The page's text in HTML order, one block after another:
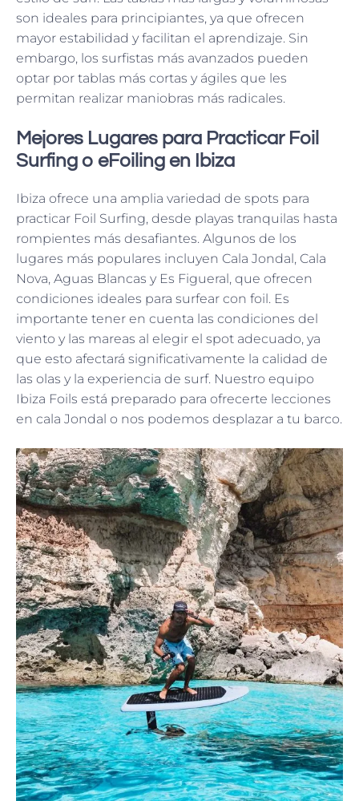
son ideales para principiantes, ya que ofrecen
mayor estabilidad y facilitan el aprendizaje. Sin
embargo, los surfistas más avanzados pueden
optar por tablas más cortas y ágiles que les
permitan realizar maniobras más radicales.
Mejores Lugares para Practicar Foil
Surfing o eFoiling en Ibiza
Ibiza ofrece una amplia variedad de spots para
practicar Foil Surfing, desde playas tranquilas hasta
rompientes más desafiantes. Algunos de los
lugares más populares incluyen Cala Jondal, Cala
Nova, Aguas Blancas y Es Figueral, que ofrecen
condiciones ideales para surfear con foil. Es
importante tener en cuenta las condiciones del
viento y las mareas al elegir el spot adecuado, ya
que esto afectará significativamente la calidad de
las olas y la experiencia de surf. Nuestro equipo
Ibiza Foils está preparado para ofrecerte lecciones
en cala Jondal o nos podemos desplazar a tu barco.